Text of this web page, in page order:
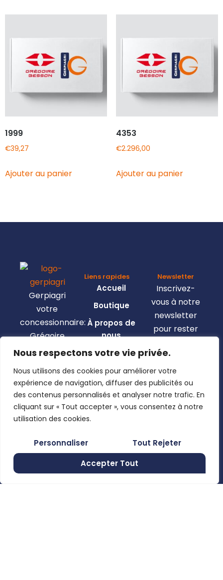
Nous respectons votre vie privée.
Nous utilisons des cookies pour améliorer votre
expérience de navigation, diffuser des publicités ou
des contenus personnalisés et analyser notre trafic. En
cliquant sur « Tout accepter », vous consentez à notre
utilisation des cookies.
Personnaliser
Tout Rejeter
Accepter Tout
1999
€39,27
Ajouter au panier
4353
€2.296,00
Ajouter au panier
Gerpiagri
votre
concessionnaire:
Grégoire
Besson,
Josking,
Wacker
Neuson,
Clemens, …
Moncheret
Gerpinnes,
Liens rapides
Accueil
Boutique
À propos de
nous
Nous
Mon compte
Pages légales
Mentions
confidentialité
Conditions
Newsletter
Inscrivez-
vous à notre
newsletter
pour rester
toutes les
nouveautés.
vous
stockage et